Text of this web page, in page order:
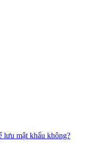
lưu mật khẩu không?